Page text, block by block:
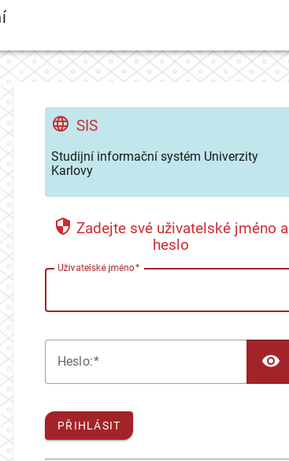
SIS
Studijní informační systém Univerzity
Karlovy
Zadejte své uživatelské jméno a
heslo
Uživatelské jméno
Heslo:
PŘIHLÁSIT